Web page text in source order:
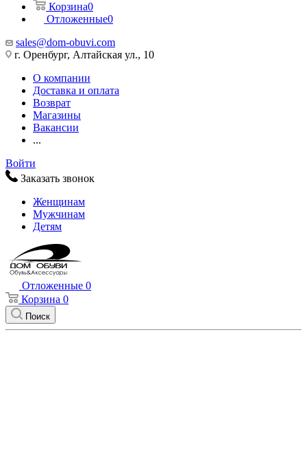
Корзина0
Отложенные0
sales@dom-obuvi.com
г. Оренбург, Алтайская ул., 10
О компании
Доставка и оплата
Возврат
Магазины
Вакансии
...
Войти
Заказать звонок
Женщинам
Мужчинам
Детям
Отложенные 0
Корзина 0
Поиск